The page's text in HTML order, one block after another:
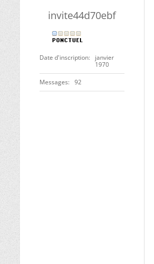
invite44d70ebf
Date d'inscription
janvier
1970
Messages 92